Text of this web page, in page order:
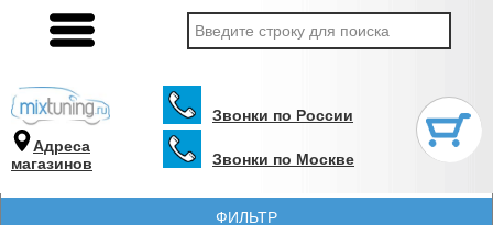
Адреса
магазинов
Звонки по России
Звонки по Москве
ФИЛЬТР